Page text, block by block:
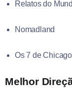
Relatos do
Nomadland
Os 7 de Chicago
Melhor